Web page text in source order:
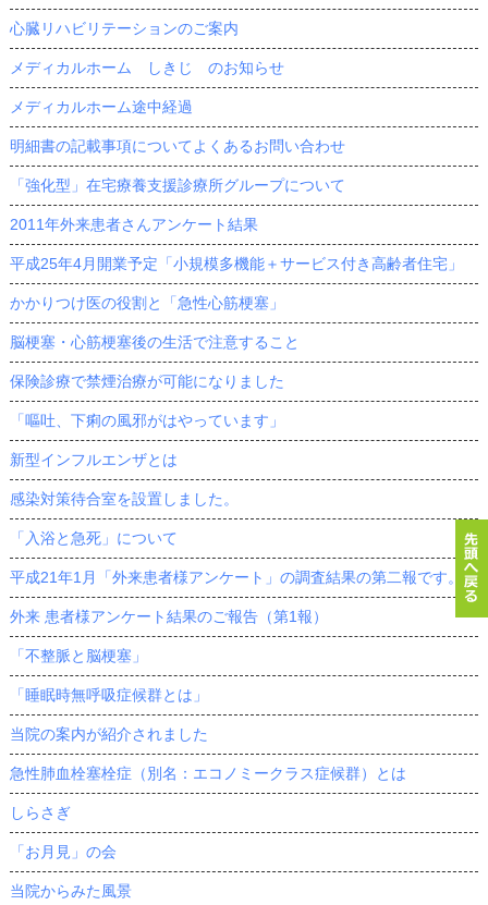
心臓リハビリテーションのご案内
メディカルホーム しきじ のお知らせ
メディカルホーム途中経過
明細書の記載事項についてよくあるお問い合わせ
「強化型」在宅療養支援診療所グループについて
2011年外来患者さんアンケート結果
平成25年4月開業予定「小規模多機能＋サービス付き高齢者住宅」
かかりつけ医の役割と「急性心筋梗塞」
脳梗塞・心筋梗塞後の生活で注意すること
保険診療で禁煙治療が可能になりました
「嘔吐、下痢の風邪がはやっています」
新型インフルエンザとは
感染対策待合室を設置しました。
「入浴と急死」について
平成21年1月「外来患者様アンケート」の調査結果の第二報です。
外来 患者様アンケート結果のご報告（第1報）
「不整脈と脳梗塞」
「睡眠時無呼吸症候群とは」
当院の案内が紹介されました
急性肺血栓塞栓症（別名：エコノミークラス症候群）とは
しらさぎ
「お月見」の会
当院からみた風景